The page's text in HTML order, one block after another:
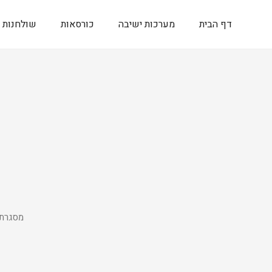
דף הבית מערכות ישיבה כורסאות שולחנות